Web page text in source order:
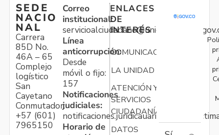
SEDE
NACIO
NAL
Carrera
85D No.
46A – 65
Complejo
logístico
San
Cayetano
Conmutador:
+57 (601)
7965150
Correo
institucional:
Línea
anticorrupción:
Desde
móvil o fijo:
157
Notificaciones
judiciales:
Horario de
ENLACES
DE
INTERÉS
COMUNICACIONES
LA UNIDAD
ATENCIÓN Y
SERVICIOS
CIUDADANÍA
DATOS